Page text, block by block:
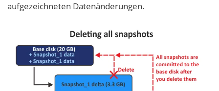
aufgezeichneten Datenänderungen.